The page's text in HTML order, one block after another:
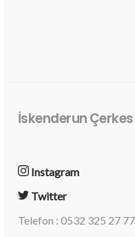
İskenderun
Instagram
Twitter
Telefon : 0532 325 27 77